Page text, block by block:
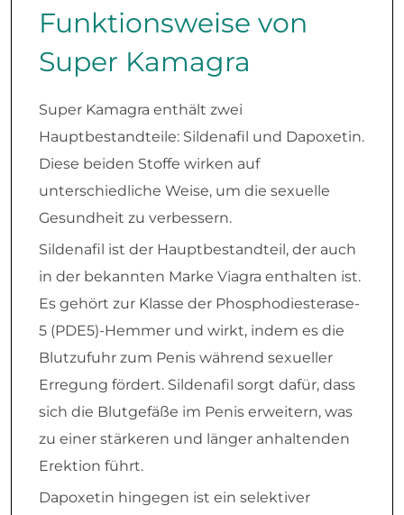
Funktionsweise von
Super Kamagra
Super Kamagra enthält zwei
Hauptbestandteile: Sildenafil und Dapoxetin.
Diese beiden Stoffe wirken auf
unterschiedliche Weise, um die sexuelle
Gesundheit zu verbessern.
Sildenafil ist der Hauptbestandteil, der auch
in der bekannten Marke Viagra enthalten ist.
Es gehört zur Klasse der Phosphodiesterase-
5 (PDE5)-Hemmer und wirkt, indem es die
Blutzufuhr zum Penis während sexueller
Erregung fördert. Sildenafil sorgt dafür, dass
sich die Blutgefäße im Penis erweitern, was
zu einer stärkeren und länger anhaltenden
Erektion führt.
Dapoxetin hingegen ist ein selektiver